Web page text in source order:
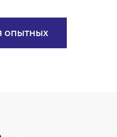
опытных